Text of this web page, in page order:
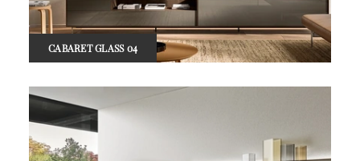
CABARET GLASS 04